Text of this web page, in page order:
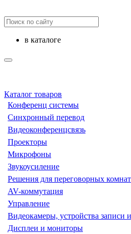
в каталоге
Каталог товаров
Конференц системы
Синхронный перевод
Видеоконференцсвязь
Проекторы
Микрофоны
Звукоусиление
Решения для переговорных комнат
AV-коммутация
Управление
Видеокамеры, устройства записи
Дисплеи и мониторы